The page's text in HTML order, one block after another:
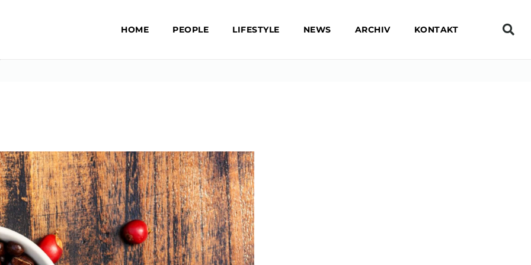
HOME PEOPLE LIFESTYLE NEWS ARCHIV KONTAKT